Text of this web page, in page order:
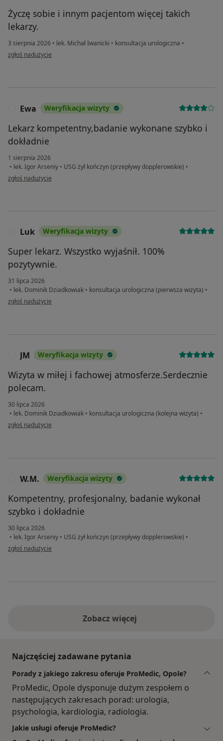
Życzę sobie i innym pacjentom więcej takich
lekarzy.
3 sierpnia 2026 • lek. Michał Iwanicki • konsultacja urologiczna •
w opinii użytkownika Zuzanna
zgłoś nadużycie
Ewa Weryfikacja wizyty
Lekarz kompetentny,badanie wykonane szybko i
dokładnie
1 sierpnia 2026
• lek. Igor Arseniy • USG żył kończyn (przepływy dopplerowskie) •
w opinii użytkownika Ewa
zgłoś nadużycie
Luk Weryfikacja wizyty
Super lekarz. Wszystko wyjaśnił. 100%
pozytywnie.
31 lipca 2026
• lek. Dominik Dziadkowiak • konsultacja urologiczna (pierwsza wizyta) •
w opinii użytkownika Luk
zgłoś nadużycie
JM Weryfikacja wizyty
Wizyta w miłej i fachowej atmosferze.Serdecznie
polecam.
30 lipca 2026
• lek. Dominik Dziadkowiak • konsultacja urologiczna (kolejna wizyta) •
w opinii użytkownika JM
zgłoś nadużycie
W.M. Weryfikacja wizyty
Kompetentny, profesjonalny, badanie wykonał
szybko i dokładnie
30 lipca 2026
• lek. Igor Arseniy • USG żył kończyn (przepływy dopplerowskie) •
w opinii użytkownika W.M.
zgłoś nadużycie
Zobacz więcej
Najczęściej zadawane pytania
Porady z jakiego zakresu oferuje ProMedic, Opole?
ProMedic, Opole dysponuje dużym zespołem o
następujących zakresach porad: urologia,
psychologia, kardiologia, radiologia.
Jakie usługi oferuje ProMedic?